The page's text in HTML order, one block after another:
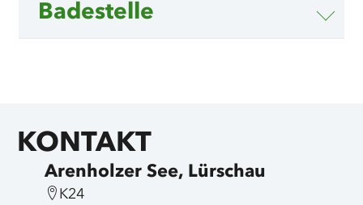
Badestelle
KONTAKT
Arenholzer See, Lürschau
K24